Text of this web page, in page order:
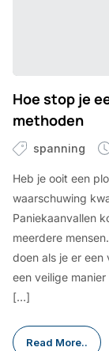
Hoe stop je
methoden
spanning
Heb je ooit een
waarschuwing
Paniekaanvallen
meerdere
doen als je er
een veilige
[…]
Read More..